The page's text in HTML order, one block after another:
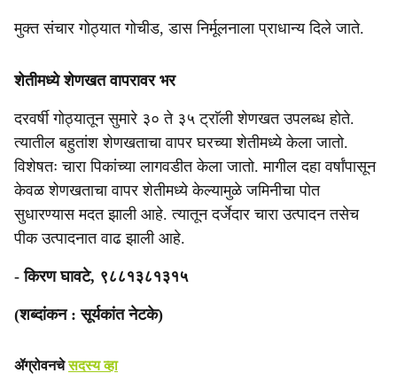
मुक्त संचार गोठ्यात गोचीड, डास निर्मूलनाला प्राधान्य दिले जाते.
शेतीमध्ये शेणखत वापरावर भर
दरवर्षी गोठ्यातून सुमारे ३० ते ३५ ट्राॅली शेणखत उपलब्ध होते.
त्यातील बहुतांश शेणखताचा वापर घरच्या शेतीमध्ये केला जातो.
विशेषतः चारा पिकांच्या लागवडीत केला जातो. मागील दहा वर्षांपासून
केवळ शेणखताचा वापर शेतीमध्ये केल्यामुळे जमिनीचा पोत
सुधारण्यास मदत झाली आहे. त्यातून दर्जेदार चारा उत्पादन तसेच
पीक उत्पादनात वाढ झाली आहे.
- किरण घावटे, ९८८१३८१३१५
(शब्दांकन : सूर्यकांत नेटके)
ॲग्रोवनचेसदस्य व्हा